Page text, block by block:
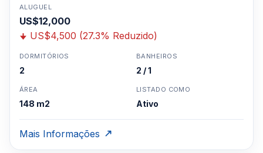
ALUGUEL
US$12,000
US$4,500 (27.3% Reduzido)
DORMITÓRIOS
2
BANHEIROS
2 / 1
ÁREA
148 m2
LISTADO COMO
Ativo
Mais Informações